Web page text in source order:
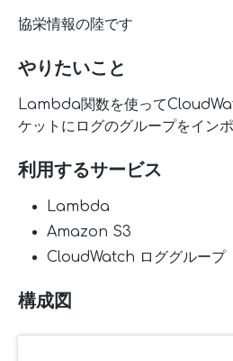
協栄情報の陸です
やりたいこと
Lambda関数を使って
ケットにログのグループをインポ
利用するサービス
Lambda
Amazon S3
CloudWatch ロググループ
構成図